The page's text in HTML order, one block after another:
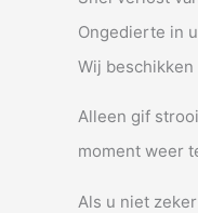
Ongedierte in
Wij
Alleen gif
moment weer
Als u niet